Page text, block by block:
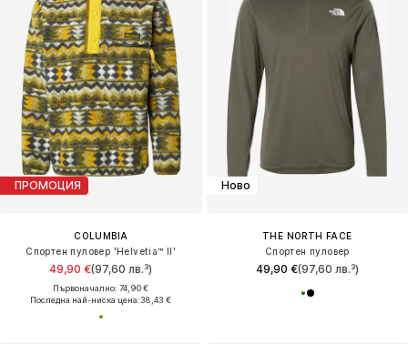
ПРОМОЦИЯ
COLUMBIA
Спортен пуловер 'Helvetia™ II'
49,90 €(97,60 лв.³)
Първоначално: 74,90 €
Последна най-ниска цена:38,43 €
Ново
THE NORTH FACE
Спортен пуловер
49,90 €(97,60 лв.³)